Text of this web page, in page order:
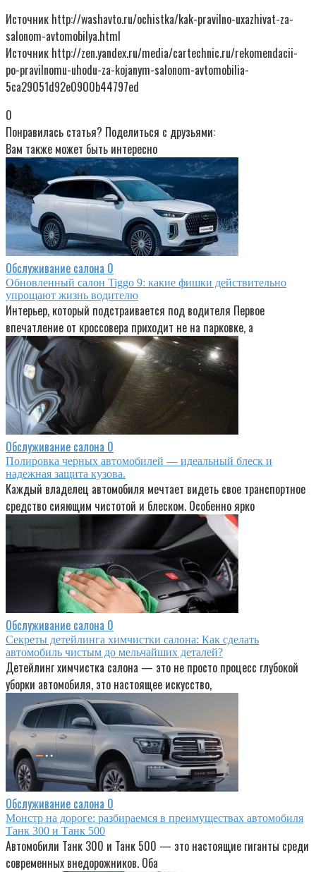
Источник http://washavto.ru/ochistka/kak-pravilno-uxazhivat-za-
salonom-avtomobilya.html
Источник http://zen.yandex.ru/media/cartechnic.ru/rekomendacii-
po-pravilnomu-uhodu-za-kojanym-salonom-avtomobilia-
5ca29051d92e0900b44797ed
0
Понравилась статья? Поделиться с друзьями:
Вам также может быть интересно
Обслуживание салона 0
Обновленный салон Tiggo 9: какие фишки действительно
упрощают жизнь водителю
Интерьер, который подстраивается под водителя Первое
впечатление от кроссовера приходит не на парковке, а
Обслуживание салона 0
Полировка черных автомобилей — идеальный блеск и
надежная защита кузова.
Каждый владелец автомобиля мечтает видеть свое транспортное
средство сияющим чистотой и блеском. Особенно ярко
Обслуживание салона 0
Секреты детейлинга химчистки салона: Как сделать
автомобиль чистым до мельчайших деталей?
Детейлинг химчистка салона — это не просто процесс глубокой
уборки автомобиля, это настоящее искусство,
Обслуживание салона 0
Монстр на дороге: разбираемся в преимуществах автомобиля
Танк 300 и Танк 500
Автомобили Танк 300 и Танк 500 — это настоящие гиганты среди
современных внедорожников. Оба